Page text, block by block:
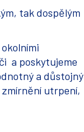
tak dospělým
a poskytujeme
a důstojný
utrpení,